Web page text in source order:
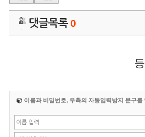
댓글목록0
이름과 비밀번호, 우측의 자동입력방지 문구를